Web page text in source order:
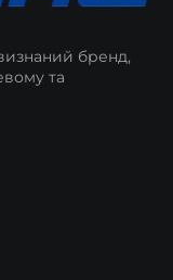
бренд,
та